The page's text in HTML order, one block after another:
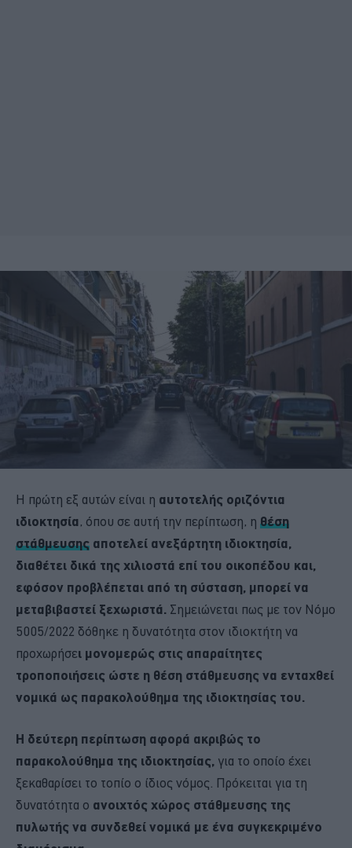
Η πρώτη εξ αυτών είναι η αυτοτελής οριζόντια
ιδιοκτησία, όπου σε αυτή την περίπτωση, η θέση
στάθμευσης αποτελεί ανεξάρτητη ιδιοκτησία,
διαθέτει δικά της χιλιοστά επί του οικοπέδου και,
εφόσον προβλέπεται από τη σύσταση, μπορεί να
μεταβιβαστεί ξεχωριστά. Σημειώνεται πως με τον Νόμο
5005/2022 δόθηκε η δυνατότητα στον ιδιοκτήτη να
προχωρήσει μονομερώς στις απαραίτητες
τροποποιήσεις ώστε η θέση στάθμευσης να ενταχθεί
νομικά ως παρακολούθημα της ιδιοκτησίας του.
Η δεύτερη περίπτωση αφορά ακριβώς το
παρακολούθημα της ιδιοκτησίας, για το οποίο έχει
ξεκαθαρίσει το τοπίο ο ίδιος νόμος. Πρόκειται για τη
δυνατότητα ο ανοιχτός χώρος στάθμευσης της
πυλωτής να συνδεθεί νομικά με ένα συγκεκριμένο